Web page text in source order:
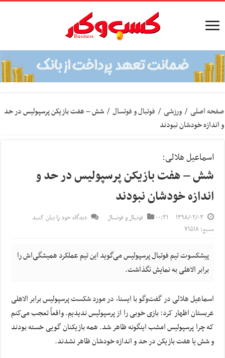
صفحه اصلی / ورزشی / فوتبال و فوتسال / شش – هفت بازیکن پرسپولیس در حد
و اندازه خودشان نبودند
اسماعیل هلالی:
شش – هفت بازیکن پرسپولیس در حد و
اندازه خودشان نبودند
۱۳۹۸/۰۲/۰۳ ۰۰:۳۱ فوتبال و فوتسال
دیدگاه خود را بیان کنید
منبع: ۷۱۵۱۸
پیشکسوت تیم فوتبال پرسپولیس می‌گوید این تیم عملکرد همیشگی‌اش را
برابر الاهلی به نمایش نگذاشت.
اسماعیل هلالی در گفت‌وگو با ایسنا، در مورد شکست پرسپولیس برابر الاهلی
عربستان اظهار کرد: بازی خوبی را از پرسپولیس ندیدیم. واقعاً تعجب می‌کنم
که چرا پرسپولیس امشب اینگونه ظاهر شد. همه بازیکنان گویی خسته بودند
و شش یا هفت بازیکن در حد و اندازه خودشان ظاهر نشدند.